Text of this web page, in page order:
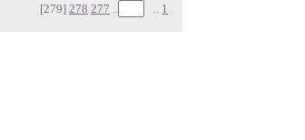
[279] 278 277 1